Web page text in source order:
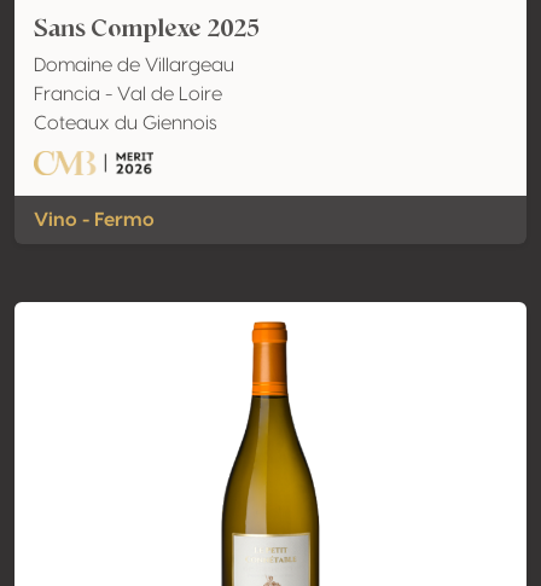
Sans Complexe 2025
Domaine de Villargeau
Francia - Val de Loire
Coteaux du Giennois
Vino - Fermo